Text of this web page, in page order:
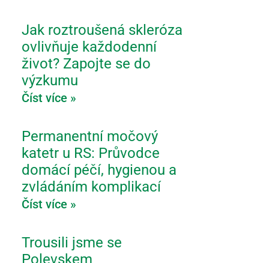
Jak roztroušená skleróza
ovlivňuje každodenní
život? Zapojte se do
výzkumu
Číst více »
Permanentní močový
katetr u RS: Průvodce
domácí péčí, hygienou a
zvládáním komplikací
Číst více »
Trousili jsme se
Polevskem